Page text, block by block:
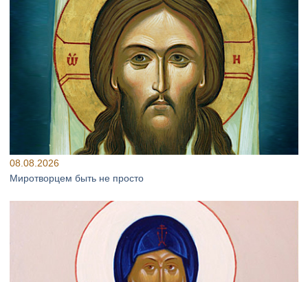
08.08.2026
Миротворцем быть не просто